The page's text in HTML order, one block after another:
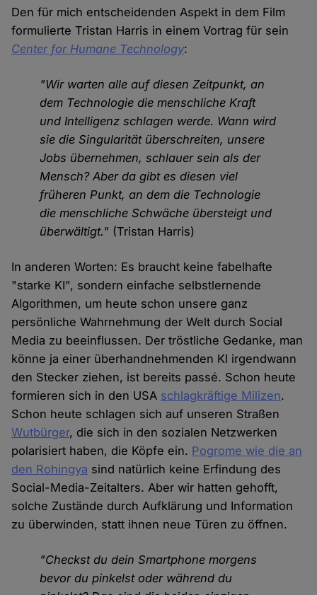
Den für mich entscheidenden Aspekt in dem Film
formulierte Tristan Harris in einem Vortrag für sein
Center for Humane Technology:
"Wir warten alle auf diesen Zeitpunkt, an
dem Technologie die menschliche Kraft
und Intelligenz schlagen werde. Wann wird
sie die Singularität überschreiten, unsere
Jobs übernehmen, schlauer sein als der
Mensch? Aber da gibt es diesen viel
früheren Punkt, an dem die Technologie
die menschliche Schwäche übersteigt und
überwältigt." (Tristan Harris)
In anderen Worten: Es braucht keine fabelhafte
"starke KI", sondern einfache selbstlernende
Algorithmen, um heute schon unsere ganz
persönliche Wahrnehmung der Welt durch Social
Media zu beeinflussen. Der tröstliche Gedanke, man
könne ja einer überhandnehmenden KI irgendwann
den Stecker ziehen, ist bereits passé. Schon heute
formieren sich in den USA schlagkräftige Milizen.
Schon heute schlagen sich auf unseren Straßen
Wutbürger, die sich in den sozialen Netzwerken
polarisiert haben, die Köpfe ein. Pogrome wie die an
den Rohingya sind natürlich keine Erfindung des
Social-Media-Zeitalters. Aber wir hatten gehofft,
solche Zustände durch Aufklärung und Information
zu überwinden, statt ihnen neue Türen zu öffnen.
"Checkst du dein Smartphone morgens
bevor du pinkelst oder während du